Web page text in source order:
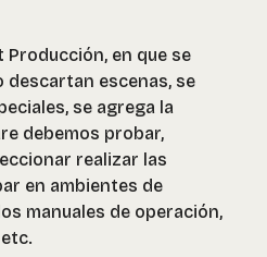
Producción, en que se
descartan escenas, se
se agrega la
debemos probar,
realizar las
en ambientes de
manuales de operación,